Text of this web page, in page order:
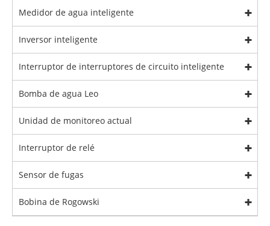
Medidor de agua inteligente
Inversor inteligente
Interruptor de interruptores de circuito inteligente
Bomba de agua Leo
Unidad de monitoreo actual
Interruptor de relé
Sensor de fugas
Bobina de Rogowski